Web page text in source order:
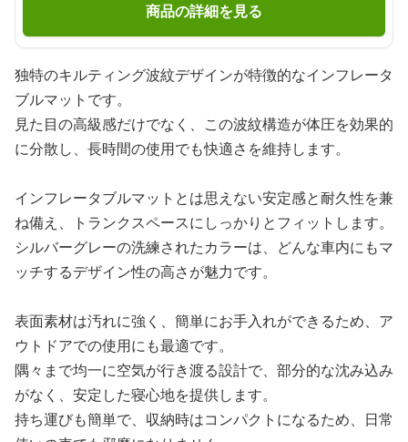
商品の詳細を見る
独特のキルティング波紋デザインが特徴的なインフレータ
ブルマットです。
見た目の高級感だけでなく、この波紋構造が体圧を効果的
に分散し、長時間の使用でも快適さを維持します。
インフレータブルマットとは思えない安定感と耐久性を兼
ね備え、トランクスペースにしっかりとフィットします。
シルバーグレーの洗練されたカラーは、どんな車内にもマ
ッチするデザイン性の高さが魅力です。
表面素材は汚れに強く、簡単にお手入れができるため、ア
ウトドアでの使用にも最適です。
隅々まで均一に空気が行き渡る設計で、部分的な沈み込み
がなく、安定した寝心地を提供します。
持ち運びも簡単で、収納時はコンパクトになるため、日常